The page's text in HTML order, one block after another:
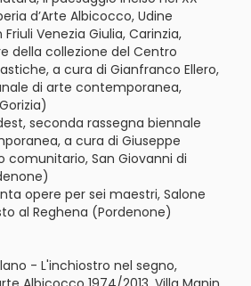
d’Arte Albicocco, Udine
Venezia Giulia, Carinzia,
della collezione del Centro
a cura di Gianfranco Ellero,
di arte contemporanea,
seconda rassegna biennale
a cura di Giuseppe
comunitario, San Giovanni di
opere per sei maestri, Salone
al Reghena (Pordenone)
- L'inchiostro nel segno,